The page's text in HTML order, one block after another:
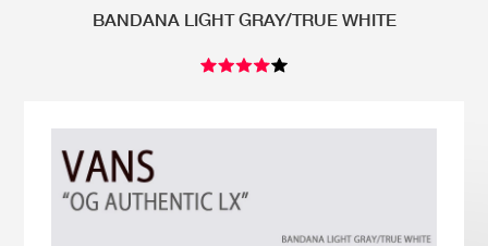
Reebok
BANDANA LIGHT GRAY/TRUE WHITE